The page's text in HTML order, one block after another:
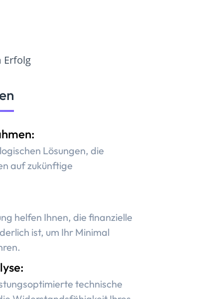
Erfolg
Lösungen, die
auf zukünftige
helfen Ihnen, die finanzielle
ist, um Ihr Minimal
technische